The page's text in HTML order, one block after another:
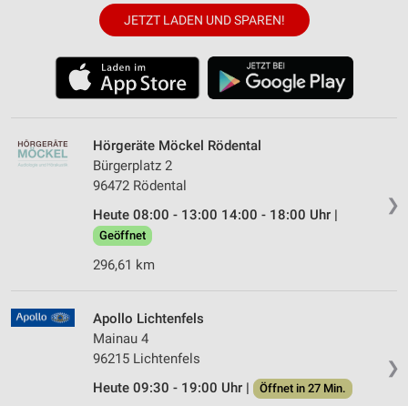
JETZT LADEN UND SPAREN!
❯
Hörgeräte Möckel Rödental
Bürgerplatz 2
96472 Rödental
Heute 08:00 - 13:00 14:00 - 18:00 Uhr |
Geöffnet
296,61 km
❯
Apollo Lichtenfels
Mainau 4
96215 Lichtenfels
Heute 09:30 - 19:00 Uhr |
Öffnet in 27 Min.